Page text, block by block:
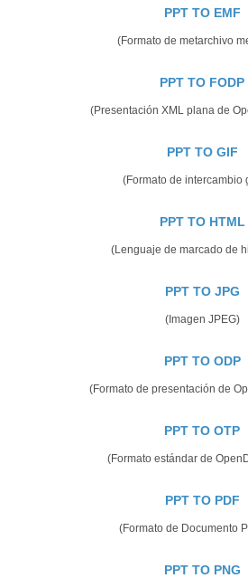
PPT TO EMF
(Formato de metarchivo
PPT TO FODP
(Presentación XML plana de
PPT TO GIF
(Formato de intercambio
PPT TO HTML
(Lenguaje de marcado de
PPT TO JPG
(Imagen JPEG)
PPT TO ODP
(Formato de presentación de
PPT TO OTP
(Formato estándar de
PPT TO PDF
(Formato de Documento
PPT TO PNG